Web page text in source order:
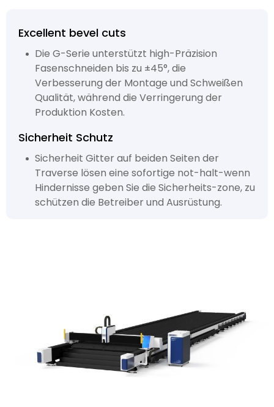
Excellent bevel cuts
Die G-Serie unterstützt high-Präzision
Fasenschneiden bis zu ±45°, die
Verbesserung der Montage und Schweißen
Qualität, während die Verringerung der
Produktion Kosten.
Sicherheit Schutz
Sicherheit Gitter auf beiden Seiten der
Traverse lösen eine sofortige not-halt-wenn
Hindernisse geben Sie die Sicherheits-zone, zu
schützen die Betreiber und Ausrüstung.